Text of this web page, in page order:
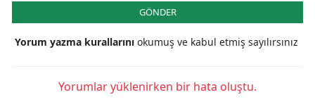
Zonguldak
Aksaray
Bayburt
GÖNDER
Yorum yazma kurallarını okumuş ve kabul etmiş sayılırsınız
Yorumlar yüklenirken bir hata oluştu.